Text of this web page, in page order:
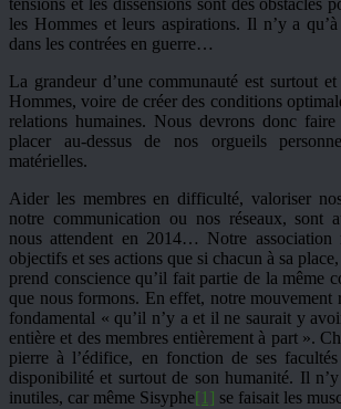
tensions et les dissensions sont des obstacles
les Hommes et leurs aspirations. Il n’y a
dans les contrées en guerre…
La grandeur d’une communauté est surtout
Hommes, voire de créer des conditions
relations humaines. Nous devrons donc
placer au-dessus de nos orgueils
matérielles.
Aider les membres en difficulté, valoriser
notre communication ou nos réseaux, sont
nous attendent en 2014… Notre association
objectifs et ses actions que si chacun à sa
prend conscience qu’il fait partie de la même
que nous formons. En effet, notre mouvement
fondamental « qu’il n’y a et il ne saurait y
entière et des membres entièrement à part ».
pierre à l’édifice, en fonction de ses
disponibilité et surtout de son humanité. Il
inutiles, car même Sisyphe[1] se faisait les